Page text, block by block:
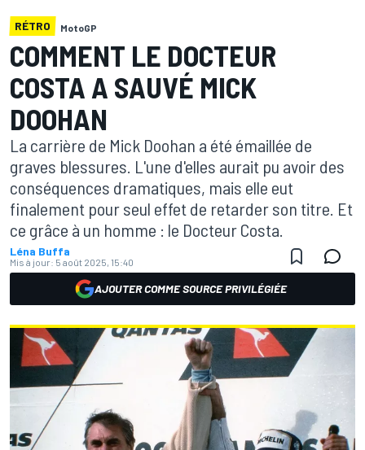
RÉTRO MotoGP
COMMENT LE DOCTEUR
COSTA A SAUVÉ MICK
DOOHAN
La carrière de Mick Doohan a été émaillée de
graves blessures. L'une d'elles aurait pu avoir des
conséquences dramatiques, mais elle eut
finalement pour seul effet de retarder son titre. Et
ce grâce à un homme : le Docteur Costa.
Léna Buffa
Mis à jour: 5 août 2025, 15:40
AJOUTER COMME SOURCE PRIVILÉGIÉE